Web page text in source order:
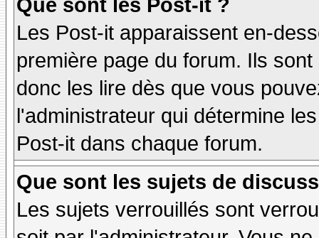
Que sont les Post-it ?
Les Post-it apparaissent en-
première page du forum. Ils
donc les lire dès que vous
l'administrateur qui détermine
Post-it dans chaque forum.
Que sont les sujets de
Les sujets verrouillés sont